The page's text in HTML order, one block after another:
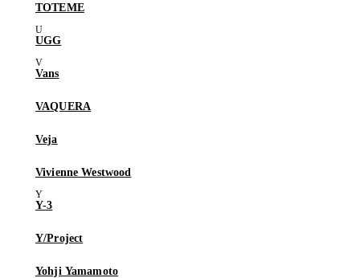
TOTEME
UGG
Vans
VAQUERA
Veja
Vivienne Westwood
Y-3
Y/Project
Yohji Yamamoto